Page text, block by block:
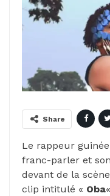
Share
Le rappeur
franc-parler et
devant de la
clip intitulé « Oba